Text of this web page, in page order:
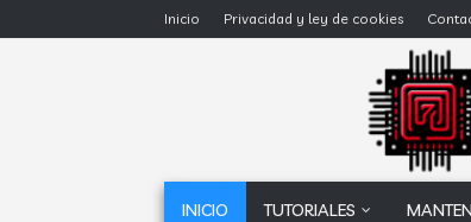
Inicio Privacidad y ley de cookies
INICIO TUTORIALES